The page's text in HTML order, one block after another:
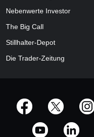
Nebenwerte Investor
The Big Call
Stillhalter-Depot
Die Trader-Zeitung
offizielle Social Media-